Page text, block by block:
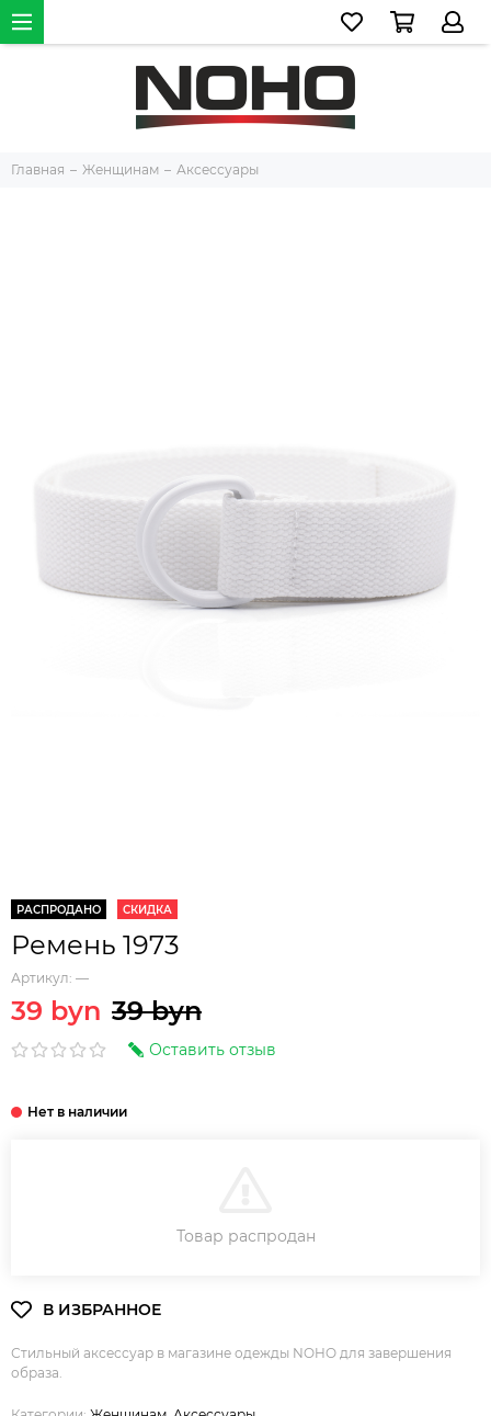
Главная Женщинам Аксессуары
РАСПРОДАНО СКИДКА
Ремень 1973
Артикул: —
39 byn 39 byn
Оставить отзыв
Товар распродан
Стильный аксессуар в магазине одежды NOHO для завершения
образа.